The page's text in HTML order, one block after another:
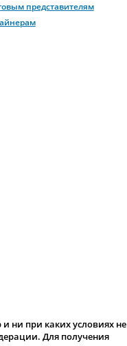
представителям
ни при каких условиях не
Для получения